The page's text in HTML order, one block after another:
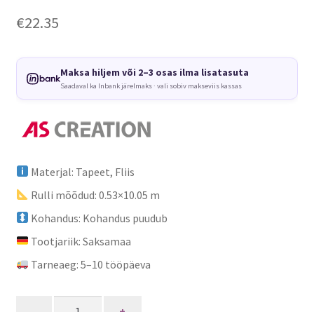
€22.35
Maksa hiljem või 2–3 osas ilma lisatasuta
Saadaval ka Inbank järelmaks · vali sobiv makseviis kassas
Materjal: Tapeet, Fliis
Rulli mõõdud: 0.53×10.05 m
Kohandus: Kohandus puudub
Tootjariik: Saksamaa
Tarneaeg: 5–10 tööpäeva